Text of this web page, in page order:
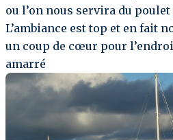
ou l’on nous servira du
L’ambiance est top et en fait
un coup de cœur pour
amarré